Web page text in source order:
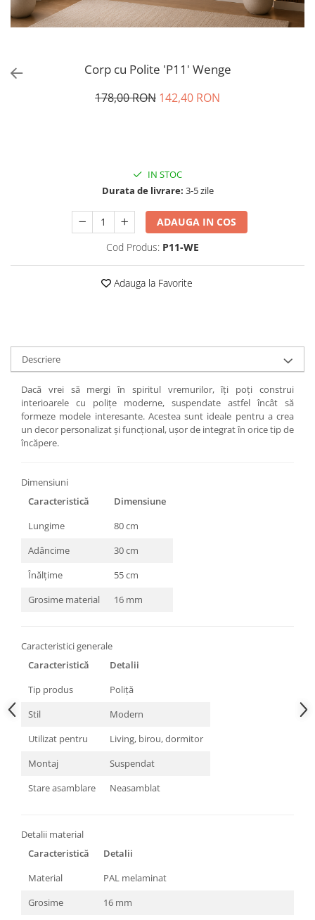
Corp cu Polite 'P11' Wenge
178,00 RON 142,40 RON
IN STOC
Durata de livrare: 3-5 zile
ADAUGA IN COS
Cod Produs: P11-WE
Adauga la Favorite
Descriere
Dacă vrei să mergi în spiritul vremurilor, îți poți construi
interioarele cu polițe moderne, suspendate astfel încât să
formeze modele interesante. Acestea sunt ideale pentru a crea
un decor personalizat și funcțional, ușor de integrat în orice tip de
încăpere.
Dimensiuni
Caracteristică
Dimensiune
Lungime
80 cm
Adâncime
30 cm
Înălțime
55 cm
Grosime material
16 mm
Caracteristici generale
Caracteristică
Detalii
Tip produs
Poliță
Stil
Modern
Utilizat pentru
Living, birou, dormitor
Montaj
Suspendat
Stare asamblare
Neasamblat
Detalii material
Caracteristică
Detalii
Material
PAL melaminat
Grosime
16 mm